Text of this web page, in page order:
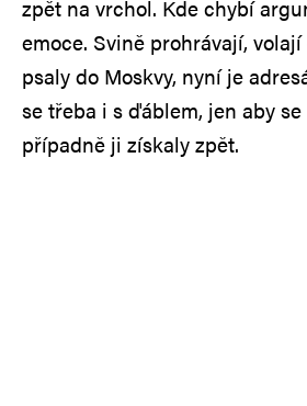
zpět na vrchol. Kde chybí
emoce. Svině prohrávají,
psaly do Moskvy, nyní je
se třeba i s ďáblem, jen aby
případně ji získaly zpět.